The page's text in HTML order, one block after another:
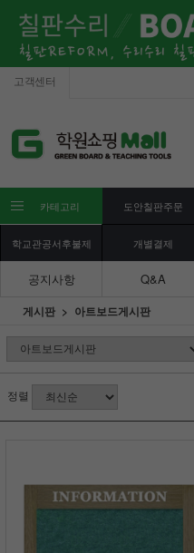
고객센터
카테고리 도안칠판주문
학교관공서후불제 개별결제
공지사항 Q&A
게시판 아트보드게시판
정렬